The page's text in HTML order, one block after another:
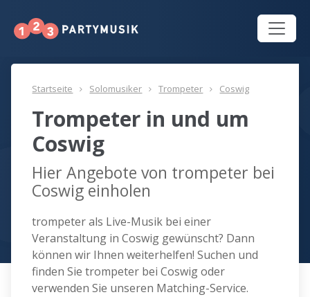
Startseite Solomusiker Trompeter Coswig
Trompeter in und um
Coswig
Hier Angebote von trompeter bei
Coswig einholen
trompeter als Live-Musik bei einer
Veranstaltung in Coswig gewünscht? Dann
können wir Ihnen weiterhelfen! Suchen und
finden Sie trompeter bei Coswig oder
verwenden Sie unseren Matching-Service.